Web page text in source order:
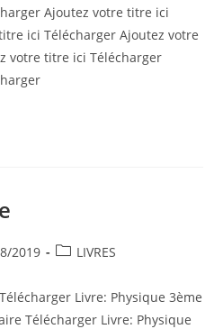
Ajoutez votre titre ici
ici Télécharger Ajoutez votre
votre titre ici Télécharger
2019
PostLIVRES
Télécharger Livre: Physique 3ème
Télécharger Livre: Physique